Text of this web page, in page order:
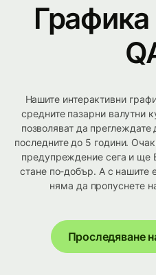
Нашите интерактивни
средните пазарни валутни
позволяват да
последните до 5 години.
предупреждение сега и ще
стане по-добър. А с нашите
няма да пропуснете
Проследяване